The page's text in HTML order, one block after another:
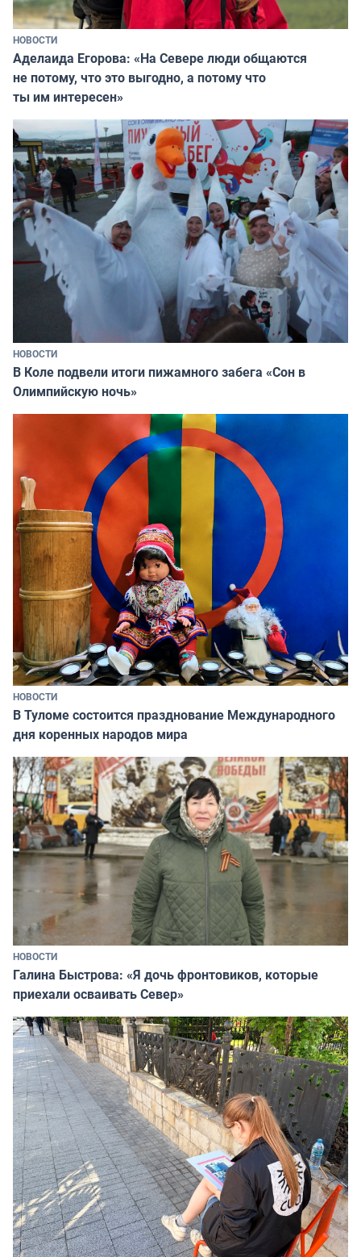
НОВОСТИ
Аделаида Егорова: «На Севере люди общаются
не потому, что это выгодно, а потому что
ты им интересен»
НОВОСТИ
В Коле подвели итоги пижамного забега «Сон в
Олимпийскую ночь»
НОВОСТИ
В Туломе состоится празднование Международного
дня коренных народов мира
НОВОСТИ
Галина Быстрова: «Я дочь фронтовиков, которые
приехали осваивать Север»